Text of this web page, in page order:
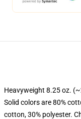
Heavyweight 8.25 oz.
Solid colors are 80%
cotton, 30% polyester.